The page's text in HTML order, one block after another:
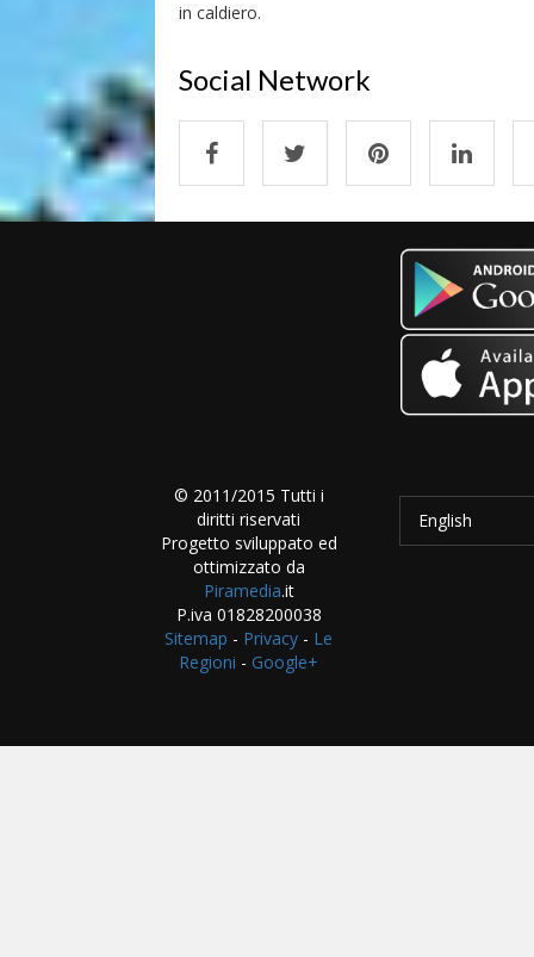
in caldiero.
Social Network
© 2011/2015 Tutti i
diritti riservati
Progetto sviluppato ed
ottimizzato da
Piramedia.it
P.iva 01828200038
Sitemap - Privacy - Le
Regioni - Google+
English